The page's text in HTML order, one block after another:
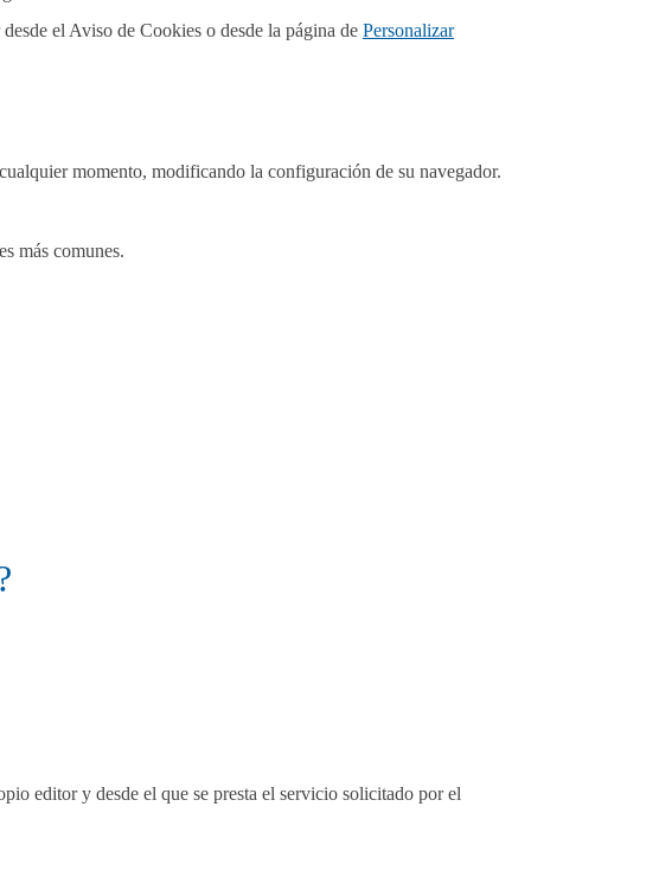
el Aviso de Cookies o desde la página de Personalizar
momento, modificando la configuración de su navegador.
más comunes.
editor y desde el que se presta el servicio solicitado por el